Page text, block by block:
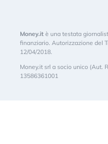
Money.it è una testata
finanziario. Autorizzazione del
12/04/2018.
Money.it srl a socio unico (Aut.
13586361001